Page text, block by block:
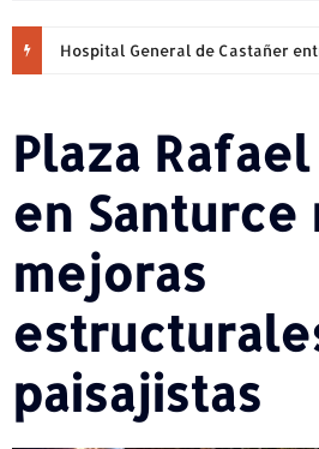
Plaza
en Santurce
mejoras
paisajistas